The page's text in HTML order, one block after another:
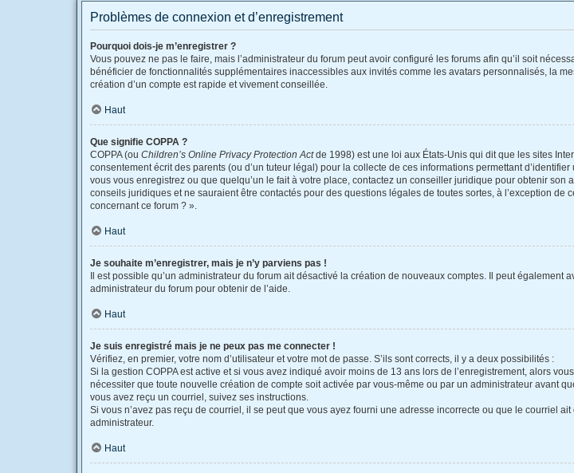
Problèmes de connexion et d’enregistrement
Pourquoi dois-je m’enregistrer ?
Vous pouvez ne pas le faire, mais l’administrateur du forum peut avoir configuré les forums afin qu’il soit
bénéficier de fonctionnalités supplémentaires inaccessibles aux invités comme les avatars personnalisés, la
création d’un compte est rapide et vivement conseillée.
Haut
Que signifie COPPA ?
COPPA (ou Children’s Online Privacy Protection Actde 1998) est une loi aux États-Unis qui dit que les sites
consentement écrit des parents (ou d’un tuteur légal) pour la collecte de ces informations permettant
vous vous enregistrez ou que quelqu’un le fait à votre place, contactez un conseiller juridique pour obtenir
conseils juridiques et ne sauraient être contactés pour des questions légales de toutes sortes, à l’exception
concernant ce forum ? ».
Haut
Je souhaite m’enregistrer, mais je n’y parviens pas !
Il est possible qu’un administrateur du forum ait désactivé la création de nouveaux comptes. Il peut
administrateur du forum pour obtenir de l’aide.
Haut
Je suis enregistré mais je ne peux pas me connecter !
Vérifiez, en premier, votre nom d’utilisateur et votre mot de passe. S’ils sont corrects, il y a deux possibilités :
Si la gestion COPPA est active et si vous avez indiqué avoir moins de 13 ans lors de l’enregistrement, alors
nécessiter que toute nouvelle création de compte soit activée par vous-même ou par un administrateur avant
vous avez reçu un courriel, suivez ses instructions.
Si vous n’avez pas reçu de courriel, il se peut que vous ayez fourni une adresse incorrecte ou que le courriel
administrateur.
Haut